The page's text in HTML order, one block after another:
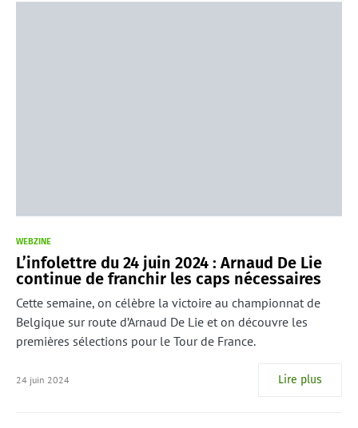
WEBZINE
L’infolettre du 24 juin 2024 : Arnaud De Lie
continue de franchir les caps nécessaires
Cette semaine, on célèbre la victoire au championnat de
Belgique sur route d’Arnaud De Lie et on découvre les
premières sélections pour le Tour de France.
24 juin 2024 Lire plus